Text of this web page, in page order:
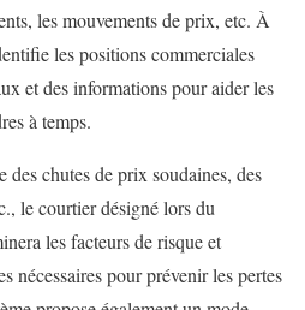
les mouvements de prix, etc. À
les positions commerciales
et des informations pour aider les
à temps.
des chutes de prix soudaines, des
le courtier désigné lors du
les facteurs de risque et
nécessaires pour prévenir les pertes